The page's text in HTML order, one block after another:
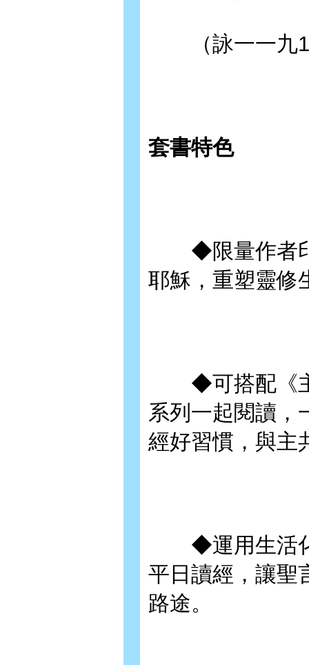
（詠一一九
套書特色
◆限量作者印
耶穌，重塑靈修
◆可搭配《主
系列一起閱讀，
經好習慣，與主
◆運用生活化
平日讀經，讓聖
路途。